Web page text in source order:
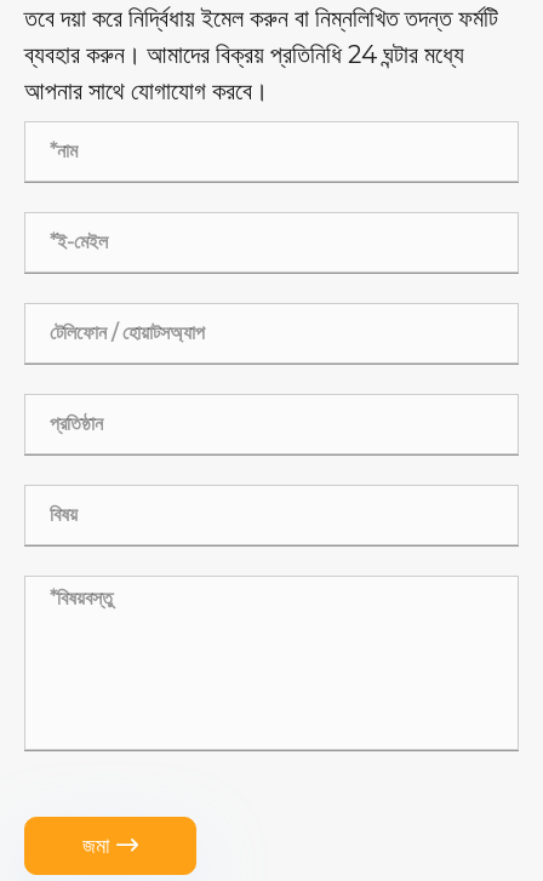
তবে দয়া করে নির্দ্বিধায় ইমেল করুন বা নিম্নলিখিত তদন্ত ফর্মটি
ব্যবহার করুন। আমাদের বিক্রয় প্রতিনিধি 24 ঘন্টার মধ্যে
আপনার সাথে যোগাযোগ করবে।
জমা 